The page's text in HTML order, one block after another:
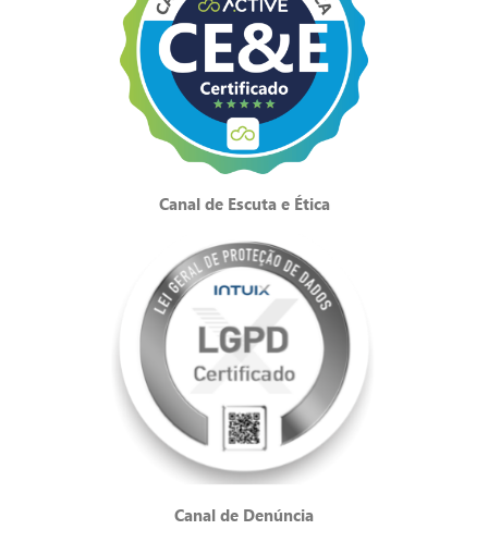
Canal de Escuta e Ética
Canal de Denúncia